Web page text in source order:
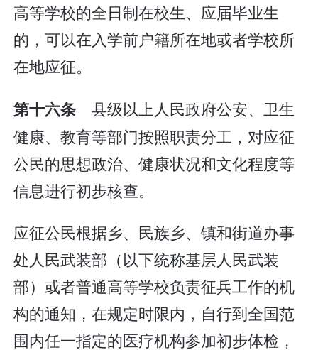
高等学校的全日制在校生、应届毕业生
的，可以在入学前户籍所在地或者学校所
在地应征。
第十六条 县级以上人民政府公安、卫生
健康、教育等部门按照职责分工，对应征
公民的思想政治、健康状况和文化程度等
信息进行初步核查。
应征公民根据乡、民族乡、镇和街道办事
处人民武装部（以下统称基层人民武装
部）或者普通高等学校负责征兵工作的机
构的通知，在规定时限内，自行到全国范
围内任一指定的医疗机构参加初步体检，